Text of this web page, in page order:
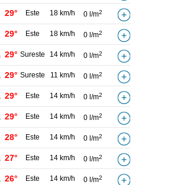
29° Este 18 km/h 0 l/m2
29° Este 18 km/h 0 l/m2
29° Sureste 14 km/h 0 l/m2
29° Sureste 11 km/h 0 l/m2
29° Este 14 km/h 0 l/m2
29° Este 14 km/h 0 l/m2
28° Este 14 km/h 0 l/m2
27° Este 14 km/h 0 l/m2
26° Este 14 km/h 0 l/m2